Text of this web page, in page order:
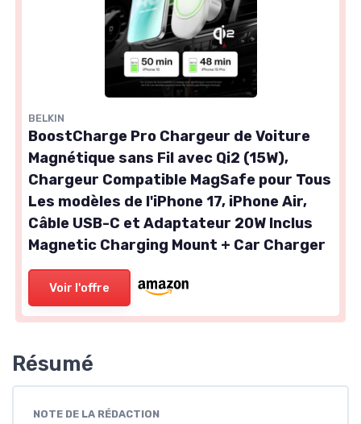
BELKIN
BoostCharge Pro Chargeur de Voiture
Magnétique sans Fil avec Qi2 (15W),
Chargeur Compatible MagSafe pour Tous
Les modèles de l'iPhone 17, iPhone Air,
Câble USB-C et Adaptateur 20W Inclus
Magnetic Charging Mount + Car Charger
Voir l'offre
Résumé
NOTE DE LA RÉDACTION